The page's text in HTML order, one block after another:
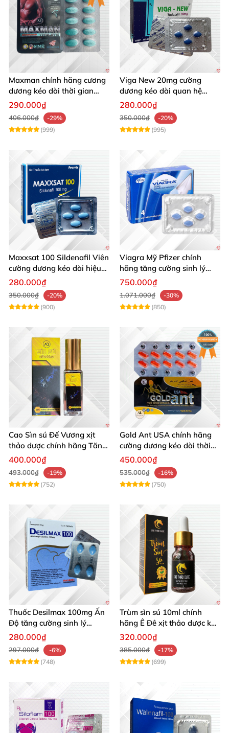
Maxman chính hãng cương
dương kéo dài thời gian
chống xuất tinh sớm hộp 10
290.000₫
406.000₫
-29%
(999)
Viga New 20mg cường
dương kéo dài quan hệ
chống xuất tinh sớm hộp 4
280.000₫
350.000₫
-20%
(995)
Maxxsat 100 Sildenafil Viên
cường dương kéo dài hiệu
quả nam giới
280.000₫
350.000₫
-20%
(900)
Viagra Mỹ Pfizer chính
hãng tăng cường sinh lý
nam, kéo dài hiệu quả
750.000₫
1.071.000₫
-30%
(850)
Cao Sìn sú Đế Vương xịt
thảo dược chính hãng Tăng
cường sinh lực tốt
400.000₫
493.000₫
-19%
(752)
Gold Ant USA chính hãng
cường dương kéo dài thời
gian - Kiến Vàng Đen Tây
450.000₫
535.000₫
-16%
(750)
Thuốc Desilmax 100mg Ấn
Độ tăng cường sinh lý
cường dương hiệu quả
280.000₫
297.000₫
-6%
(748)
Trùm sìn sú 10ml chính
hãng Ê Đê xịt thảo dược kéo
dài quan hệ
320.000₫
385.000₫
-17%
(699)